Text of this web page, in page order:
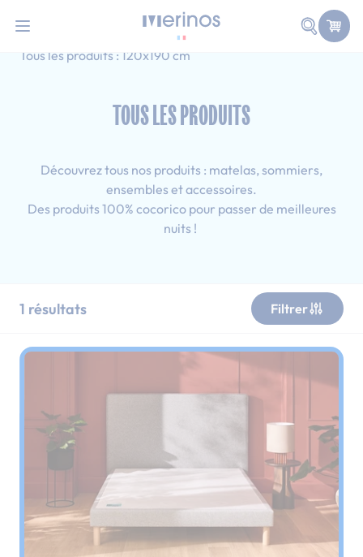
Faire
Accueil
Simple
Tous les produits : 120x190 cm
TOUS LES PRODUITS
Découvrez tous nos produits : matelas, sommiers,
ensembles et accessoires.
Des produits 100% cocorico pour passer de meilleures
nuits !
1 résultats Filtrer